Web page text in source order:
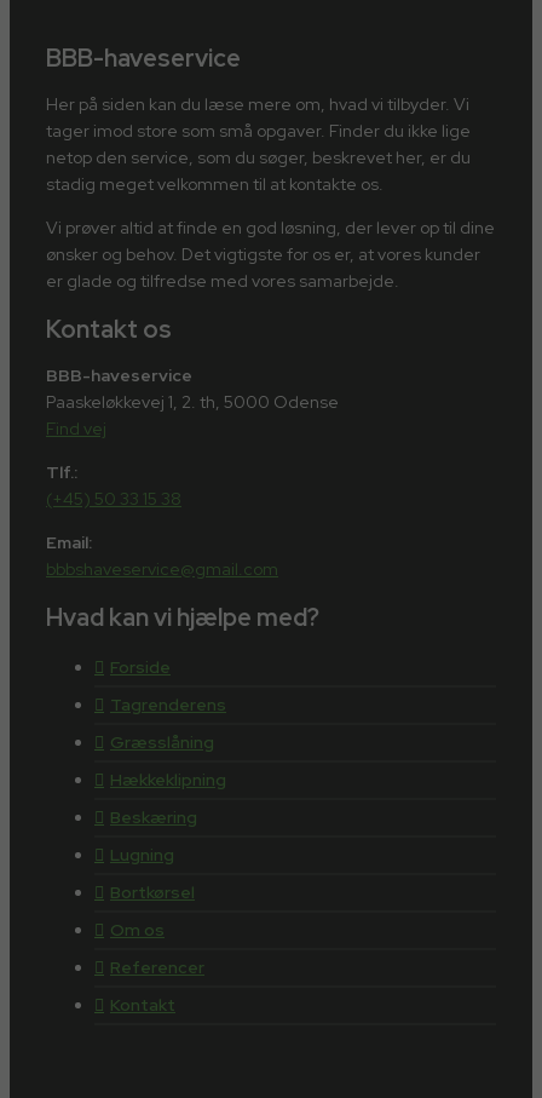
BBB-haveservice
Her på siden kan du læse mere om, hvad vi tilbyder. Vi
tager imod store som små opgaver. Finder du ikke lige
netop den service, som du søger, beskrevet her, er du
stadig meget velkommen til at kontakte os.
Vi prøver altid at finde en god løsning, der lever op til dine
ønsker og behov. Det vigtigste for os er, at vores kunder
er glade og tilfredse med vores samarbejde.
Kontakt os
BBB-haveservice
Paaskeløkkevej 1, 2. th, 5000 Odense
Find vej
Tlf.:
(+45) 50 33 15 38
Email:
bbbshaveservice@gmail.com
Hvad kan vi hjælpe med?
Forside
Tagrenderens
Græsslåning
Hækkeklipning
Beskæring
Lugning
Bortkørsel
Om os
Referencer
Kontakt